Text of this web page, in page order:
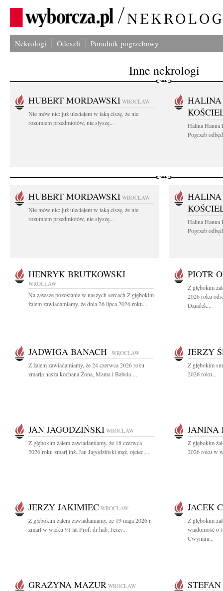
Nekrologi Odeszli Poradnik pogrzebowy
Inne nekrologi
HUBERT MORDAWSKI WROCŁAW
Nie mów nic: już uleciałem w taką ciszę, że nie
rozumiem przedmiotów, nie słyszę...
Halina Hanna
Pogrzeb
HUBERT MORDAWSKI WROCŁAW
Nie mów nic: już uleciałem w taką ciszę, że nie
rozumiem przedmiotów, nie słyszę...
Halina Hanna
Pogrzeb
HENRYK BRUTKOWSKI
WROCŁAW
Na zawsze pozostanie w naszych sercach Z głębokim
żalem zawiadamiamy, że dnia 26 lipca 2026 roku...
PIOTR
Z głębokim
2026 roku
Dziadek...
JADWIGA BANACH WROCŁAW
Z żalem zawiadamiamy, że 24 czerwca 2026 roku
zmarła nasza kochana Żona, Mama i Babcia ...
JERZY
Z głębokim
2026 roku...
JAN JAGODZIŃSKI WROCŁAW
Z głębokim żalem zawiadamiamy, że 18 czerwca
2026 roku zmarł inż. Jan Jagodziński mąż, ojciec,...
JANINA
Z głębokim
2026 roku w
JERZY JAKIMIEC WROCŁAW
Z głębokim żalem zawiadamiamy, że 19 maja 2026 r.
zmarł w wieku 91 lat Prof. dr hab. Jerzy...
JACEK
Z głębokim
wiadomość o
Cwynara...
GRAŻYNA MAZUR WROCŁAW